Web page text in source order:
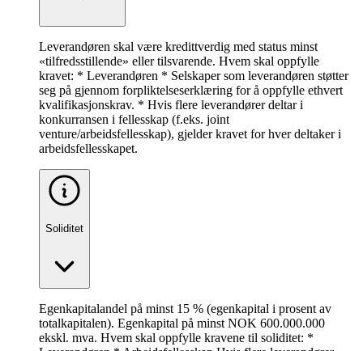
Leverandøren skal være kredittverdig med status minst
«tilfredsstillende» eller tilsvarende. Hvem skal oppfylle
kravet: * Leverandøren * Selskaper som leverandøren støtter
seg på gjennom forpliktelseserklæring for å oppfylle ethvert
kvalifikasjonskrav. * Hvis flere leverandører deltar i
konkurransen i fellesskap (f.eks. joint
venture/arbeidsfellesskap), gjelder kravet for hver deltaker i
arbeidsfellesskapet.
Soliditet
Egenkapitalandel på minst 15 % (egenkapital i prosent av
totalkapitalen). Egenkapital på minst NOK 600.000.000
ekskl. mva. Hvem skal oppfylle kravene til soliditet: *